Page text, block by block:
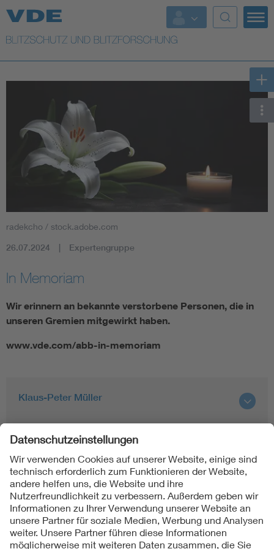
Top Themen
Top Themen Weitere Themen
radekcho / stock.adobe.com
26.07.2024 Expertengruppe
In Memoriam
Wir erinnern an bekannte verstorbene Personen, die in
unseren Gremien mitgewirkt haben.
www.vde.com/abb-in-memoriam
Klaus-Peter Müller
Prof. Hans Steinbigler